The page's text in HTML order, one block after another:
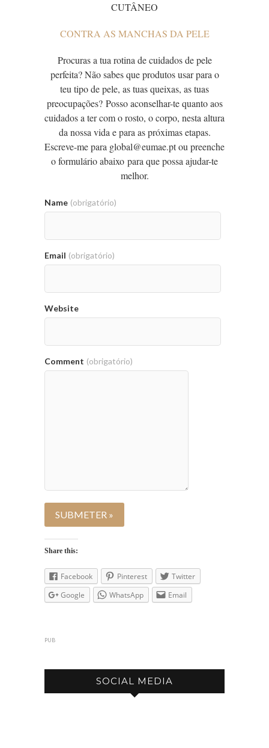
CUTÂNEO
CONTRA AS MANCHAS DA PELE
Procuras a tua rotina de cuidados de pele
perfeita? Não sabes que produtos usar para o
teu tipo de pele, as tuas queixas, as tuas
preocupações? Posso aconselhar-te quanto aos
cuidados a ter com o rosto, o corpo, nesta altura
da nossa vida e para as próximas etapas.
Escreve-me para global@eumae.pt ou preenche
o formulário abaixo para que possa ajudar-te
melhor.
Name (obrigatório)
Email (obrigatório)
Website
Comment (obrigatório)
Share this:
Facebook Pinterest
Twitter
Google
WhatsApp Email
PUB
SOCIAL MEDIA